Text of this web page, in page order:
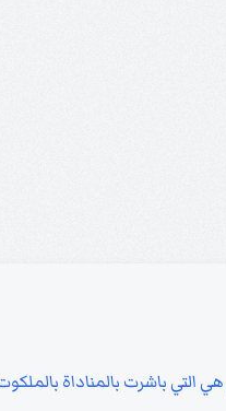
باشرت بالمناداة بالملكوت